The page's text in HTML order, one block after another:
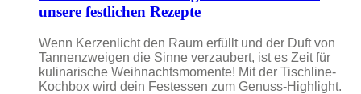
unsere festlichen Rezepte
Wenn Kerzenlicht den Raum erfüllt und der Duft von
Tannenzweigen die Sinne verzaubert, ist es Zeit für
kulinarische Weihnachtsmomente! Mit der Tischline-
Kochbox wird dein Festessen zum Genuss-Highlight.